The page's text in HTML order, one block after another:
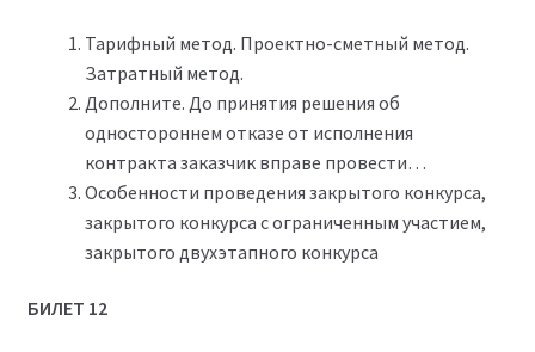
Тарифный метод. Проектно-сметный метод.
Затратный метод.
Дополните. До принятия решения об
одностороннем отказе от исполнения
контракта заказчик вправе провести…
Особенности проведения закрытого конкурса,
закрытого конкурса с ограниченным участием,
закрытого двухэтапного конкурса
БИЛЕТ 12